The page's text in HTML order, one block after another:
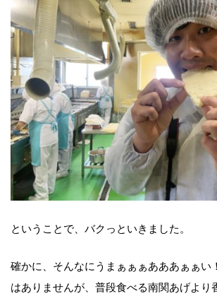
ということで、バクっといきました。
確かに、そんなにうまぁぁぁあああぁぁい
はありませんが、普段食べる南関あげより